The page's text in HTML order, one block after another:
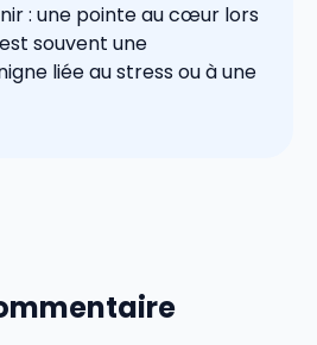
: une pointe au cœur lors
souvent une
liée au stress ou à une